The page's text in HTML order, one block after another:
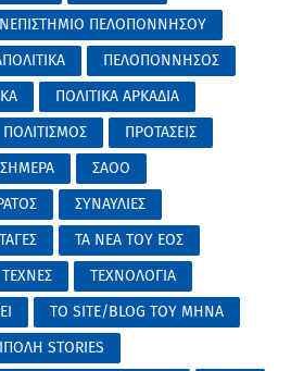
ΠΕΛΟΠΟΝΝΗΣΟΥ
ΠΕΛΟΠΟΝΝΗΣΟΣ
ΠΟΛΙΤΙΚΑ ΑΡΚΑΔΙΑ
ΠΟΛΙΤΙΣΜΟΣ
ΠΡΟΤΑΣΕΙΣ
ΣΑΟΟ
ΣΥΝΑΥΛΙΕΣ
ΤΑ ΝΕΑ ΤΟΥ ΕΟΣ
ΤΕΧΝΕΣ
ΤΕΧΝΟΛΟΓΙΑ
ΤΟ SITE/BLOG ΤΟΥ ΜΗΝΑ
STORIES